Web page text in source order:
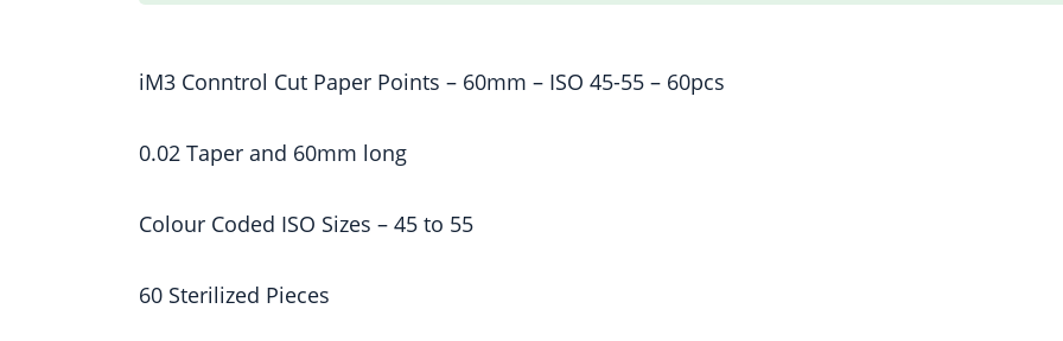
iM3 Conntrol Cut Paper Points – 60mm – ISO 45-55 – 60pcs
0.02 Taper and 60mm long
Colour Coded ISO Sizes – 45 to 55
60 Sterilized Pieces